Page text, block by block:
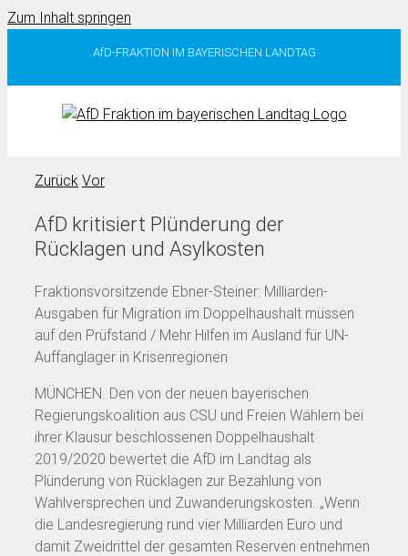
Zum Inhalt springen
AfD-FRAKTION IM BAYERISCHEN LANDTAG
Zurück Vor
AfD kritisiert Plünderung der
Rücklagen und Asylkosten
Fraktionsvorsitzende Ebner-Steiner: Milliarden-
Ausgaben für Migration im Doppelhaushalt müssen
auf den Prüfstand / Mehr Hilfen im Ausland für UN-
Auffanglager in Krisenregionen
MÜNCHEN. Den von der neuen bayerischen
Regierungskoalition aus CSU und Freien Wählern bei
ihrer Klausur beschlossenen Doppelhaushalt
2019/2020 bewertet die AfD im Landtag als
Plünderung von Rücklagen zur Bezahlung von
Wahlversprechen und Zuwanderungskosten. „Wenn
die Landesregierung rund vier Milliarden Euro und
damit Zweidrittel der gesamten Reserven entnehmen